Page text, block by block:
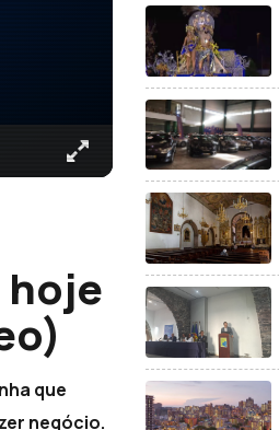
hoje
que
negócio.